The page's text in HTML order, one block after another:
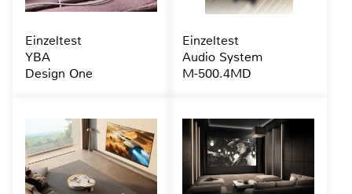
Einzeltest
YBA
Design One
Einzeltest
Audio System
M-500.4MD